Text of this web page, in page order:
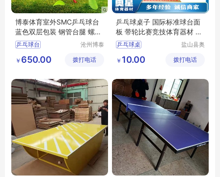
博泰体育室外SMC乒乓球台
蓝色双层包装 钢管台腿 螺丝
连接
乒乓球台
沧州博泰
有限公司
￥ 650.00 拨打电话
乒乓球桌子 国际标准球台面
板 带轮比赛竞技体育器材 奥
星
乒乓球桌
盐山县奥
材制造有
￥ 10.00 拨打电话